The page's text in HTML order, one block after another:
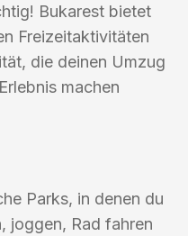
Bukarest bietet
Freizeitaktivitäten
die deinen Umzug
machen
Parks, in denen du
joggen, Rad fahren